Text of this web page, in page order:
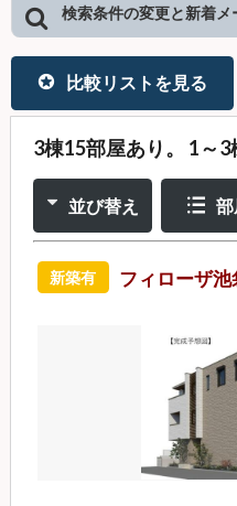
入居者サポート
物件比較リスト
トップページ
検索条件の変更と新着メ
比較リストを見る
3棟15部屋あり。 1～
並び替え
新築有 フィローザ池